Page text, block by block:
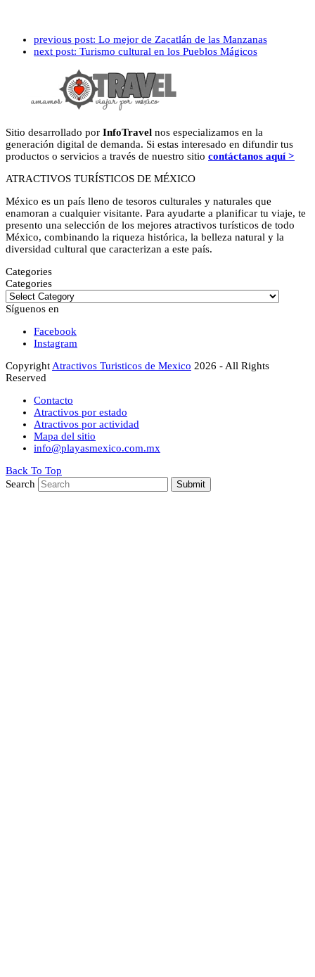
previous post: Lo mejor de Zacatlán de las Manzanas
next post: Turismo cultural en los Pueblos Mágicos
Sitio desarrollado por InfoTravel nos especializamos en la
generación digital de demanda. Si estas interesado en difundir tus
productos o servicios a través de nuestro sitio contáctanos aquí >
ATRACTIVOS TURÍSTICOS DE MÉXICO
México es un país lleno de tesoros culturales y naturales que
enamoran a cualquier visitante. Para ayudarte a planificar tu viaje, te
presento una selección de los mejores atractivos turísticos de todo
México, combinando la riqueza histórica, la belleza natural y la
diversidad cultural que caracterizan a este país.
Categories
Categories
Síguenos en
Facebook
Instagram
Copyright Atractivos Turisticos de Mexico 2026 - All Rights
Reserved
Contacto
Atractivos por estado
Atractivos por actividad
Mapa del sitio
info@playasmexico.com.mx
Back To Top
Search
Submit